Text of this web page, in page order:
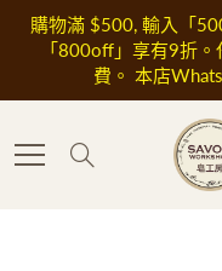
Skip
Content
購物滿 $500, 輸入「
「800off」享有9折
費。 本店